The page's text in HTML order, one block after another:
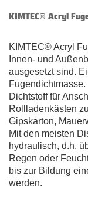
KIMTEC® Acryl
KIMTEC® Acryl
Innen- und
ausgesetzt sind.
Fugendichtmasse.
Dichtstoff für
Rollladenkästen
Gipskarton,
Mit den meisten
hydraulisch, d.h.
Regen oder
bis zur Bildung
werden.